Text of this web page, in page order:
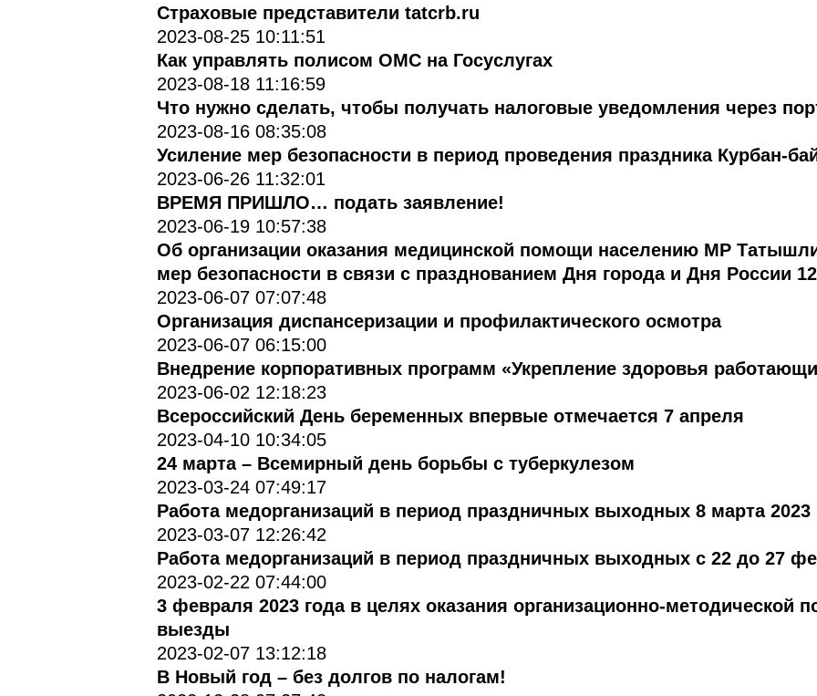
Страховые представители tatcrb.ru
2023-08-25 10:11:51
Как управлять полисом ОМС на Госуслугах
2023-08-18 11:16:59
Что нужно сделать, чтобы получать налоговые уведомления через
2023-08-16 08:35:08
Усиление мер безопасности в период проведения праздника Курбан-
2023-06-26 11:32:01
ВРЕМЯ ПРИШЛО… подать заявление!
2023-06-19 10:57:38
Об организации оказания медицинской помощи населению МР
мер безопасности в связи с празднованием Дня города и Дня России
2023-06-07 07:07:48
Организация диспансеризации и профилактического осмотра
2023-06-07 06:15:00
Внедрение корпоративных программ «Укрепление здоровья
2023-06-02 12:18:23
Всероссийский День беременных впервые отмечается 7 апреля
2023-04-10 10:34:05
24 марта – Всемирный день борьбы с туберкулезом
2023-03-24 07:49:17
Работа медорганизаций в период праздничных выходных 8 марта 2023
2023-03-07 12:26:42
Работа медорганизаций в период праздничных выходных с 22 до 27
2023-02-22 07:44:00
3 февраля 2023 года в целях оказания организационно-методической
выезды
2023-02-07 13:12:18
В Новый год – без долгов по налогам!